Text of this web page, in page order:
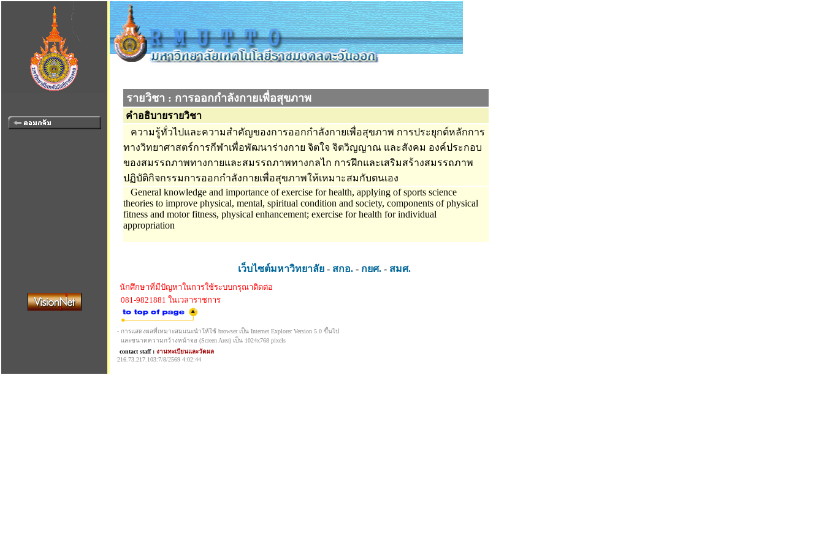
รายวิชา : การออกกำลังกายเพื่อสุขภาพ
คำอธิบายรายวิชา
ความรู้ทั่วไปและความสำคัญของการออกกำลังกายเพื่อสุขภาพ การประยุกต์หลักการ
ทางวิทยาศาสตร์การกีฬาเพื่อพัฒนาร่างกาย จิตใจ จิตวิญญาณ และสังคม องค์ประกอบ
ของสมรรถภาพทางกายและสมรรถภาพทางกลไก การฝึกและเสริมสร้างสมรรถภาพ
ปฏิบัติกิจกรรมการออกกำลังกายเพื่อสุขภาพให้เหมาะสมกับตนเอง
General knowledge and importance of exercise for health, applying of sports science
theories to improve physical, mental, spiritual condition and society, components of physical
fitness and motor fitness, physical enhancement; exercise for health for individual
appropriation
เว็บไซต์มหาวิทยาลัย - สกอ. - กยศ. - สมศ.
นักศึกษาที่มีปัญหาในการใช้ระบบกรุณาติดต่อ
081-9821881 ในเวลาราชการ
- การแสดงผลที่เหมาะสมแนะนำให้ใช้ browser เป็น Internet Explorer Version 5.0 ขึ้นไป
และขนาดความกว้างหน้าจอ (Screen Area) เป็น 1024x768 pixels
contact staff : งานทะเบียนและวัดผล
216.73.217.103:7/8/2569 4:02:44